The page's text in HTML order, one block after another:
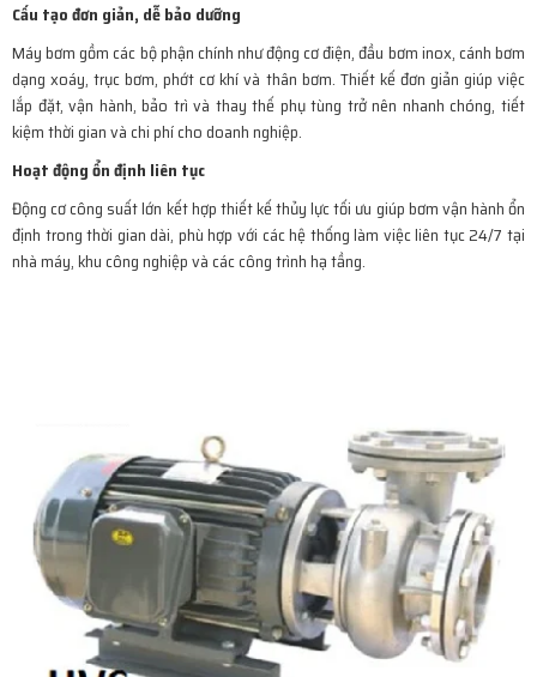
Cấu tạo đơn giản, dễ bảo dưỡng
Máy bơm gồm các bộ phận chính như động cơ điện, đầu bơm inox, cánh bơm
dạng xoáy, trục bơm, phớt cơ khí và thân bơm. Thiết kế đơn giản giúp việc
lắp đặt, vận hành, bảo trì và thay thế phụ tùng trở nên nhanh chóng, tiết
kiệm thời gian và chi phí cho doanh nghiệp.
Hoạt động ổn định liên tục
Động cơ công suất lớn kết hợp thiết kế thủy lực tối ưu giúp bơm vận hành ổn
định trong thời gian dài, phù hợp với các hệ thống làm việc liên tục 24/7 tại
nhà máy, khu công nghiệp và các công trình hạ tầng.